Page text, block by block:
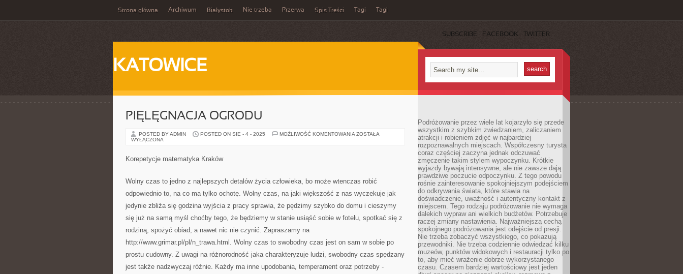
Strona główna Archiwum Białystok Nie trzeba Przerwa Spis Treści Tagi Tagi
SUBSCRIBE FACEBOOK TWITTER
KATOWICE
PIĘLĘGNACJA OGRODU
POSTED BY ADMIN POSTED ON SIE - 4 - 2025 MOŻLIWOŚĆ KOMENTOWANIA PIĘLĘGNACJA
ZOSTAŁA
WYŁĄCZONA
Korepetycje matematyka Kraków
Wolny czas to jedno z najlepszych detalów życia człowieka, bo może wtenczas robić
odpowiednio to, na co ma tylko ochotę. Wolny czas, na jaki większość z nas wyczekuje jak
jedynie zbliża się godzina wyjścia z pracy sprawia, że pędzimy szybko do domu i cieszymy
się już na samą myśl choćby tego, że będziemy w stanie usiąść sobie w fotelu, spotkać się z
rodziną, spożyć obiad, a nawet nic nie czynić. Zapraszamy na
http://www.grimar.pl/pl/n_trawa.html. Wolny czas to swobodny czas jest on sam w sobie po
prostu cudowny. Z uwagi na różnorodność jaka charakteryzuje ludzi, swobodny czas spędzany
jest także nadzwyczaj różnie. Każdy ma inne upodobania, temperament oraz potrzeby -
Podróżowanie przez wiele lat kojarzyło się przede
wszystkim z szybkim zwiedzaniem, zaliczaniem
atrakcji i robieniem zdjęć w najbardziej
rozpoznawalnych miejscach. Współczesny turysta
coraz częściej zaczyna jednak odczuwać
zmęczenie takim stylem wypoczynku. Krótkie
wyjazdy bywają intensywne, ale nie zawsze dają
prawdziwe poczucie odpoczynku. Z tego powodu
rośnie zainteresowanie spokojniejszym podejściem
do odkrywania świata, które stawia na
doświadczenie, uważność i autentyczny kontakt z
miejscem. Tego rodzaju podróżowanie nie wymaga
dalekich wypraw ani wielkich budżetów. Potrzebuje
raczej zmiany nastawienia. Najważniejszą cechą
spokojnego podróżowania jest odejście od presji.
Nie trzeba zobaczyć wszystkiego, co pokazują
przewodniki. Nie trzeba codziennie odwiedzać kilku
muzeów, punktów widokowych i restauracji tylko po
to, aby mieć wrażenie dobrze wykorzystanego
czasu. Czasem bardziej wartościowy jest jeden